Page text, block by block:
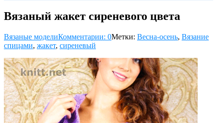
Вязаный жакет сиреневого цвета
Вязаные моделиКомментарии: 0Метки: Весна-осень, Вязание
спицами, жакет, сиреневый